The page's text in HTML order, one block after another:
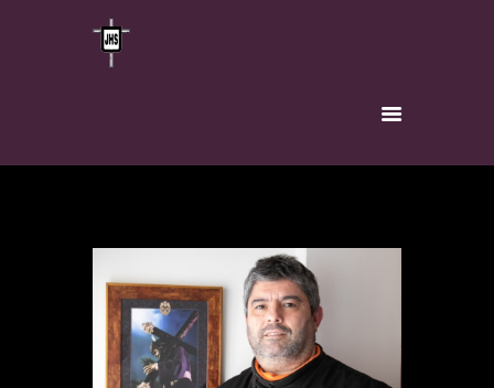
TITULAR
VÍA-CRUCIS
INSCRÍBETE
NOTICIAS
CONTACTO